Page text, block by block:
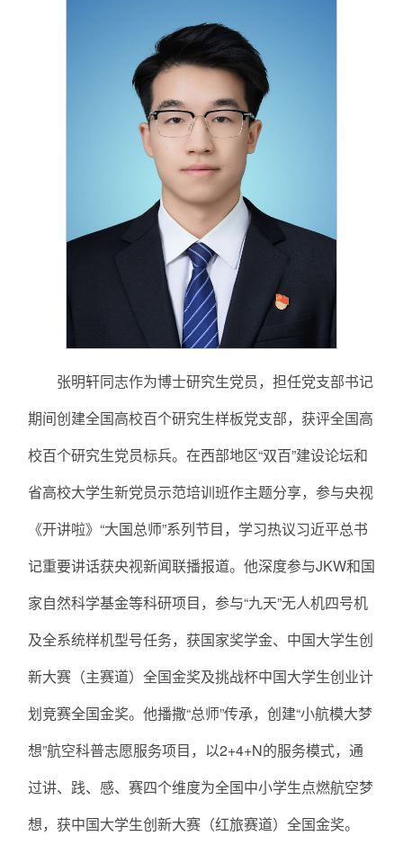
张明轩同志作为博士研究生党员，担任党支部书记
期间创建全国高校百个研究生样板党支部，获评全国高
校百个研究生党员标兵。在西部地区“双百”建设论坛和
省高校大学生新党员示范培训班作主题分享，参与央视
《开讲啦》“大国总师”系列节目，学习热议习近平总书
记重要讲话获央视新闻联播报道。他深度参与JKW和国
家自然科学基金等科研项目，参与“九天”无人机四号机
及全系统样机型号任务，获国家奖学金、中国大学生创
新大赛（主赛道）全国金奖及挑战杯中国大学生创业计
划竞赛全国金奖。他播撒“总师”传承，创建“小航模大梦
想”航空科普志愿服务项目，以2+4+N的服务模式，通
过讲、践、感、赛四个维度为全国中小学生点燃航空梦
想，获中国大学生创新大赛（红旅赛道）全国金奖。